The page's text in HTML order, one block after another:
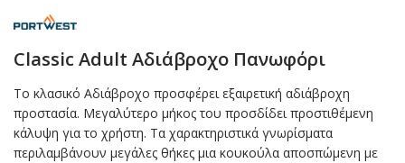
Classic Adult Αδιάβροχο Πανωφόρι
Το κλασικό Αδιάβροχο προσφέρει εξαιρετική αδιάβροχη
προστασία. Μεγαλύτερο μήκος του προσδίδει προστιθέμενη
κάλυψη για το χρήστη. Τα χαρακτηριστικά γνωρίσματα
περιλαμβάνουν μεγάλες θήκες μια κουκούλα αποσπώμενη με